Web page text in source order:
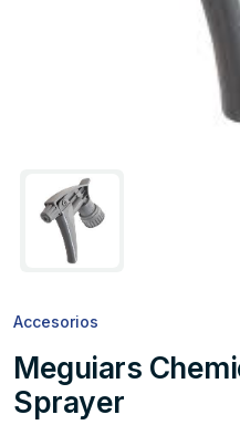
Accesorios
Meguiars
Sprayer